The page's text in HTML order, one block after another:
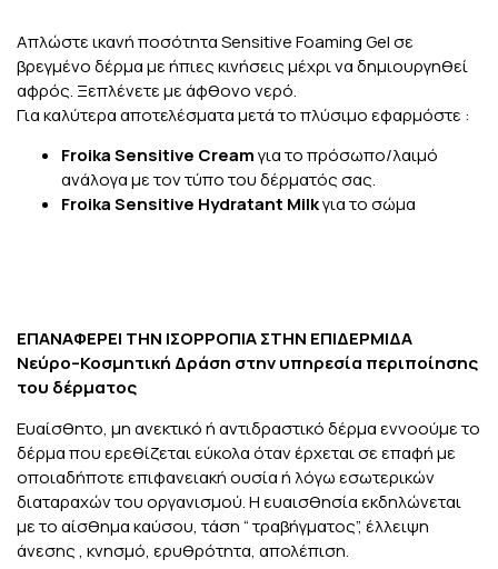
Απλώστε ικανή ποσότητα Sensitive Foaming Gel σε
βρεγμένο δέρμα με ήπιες κινήσεις μέχρι να δημιουργηθεί
αφρός. Ξεπλένετε με άφθονο νερό.
Για καλύτερα αποτελέσματα μετά το πλύσιμο εφαρμόστε :
Froika Sensitive Creamγια το πρόσωπο/λαιμό
ανάλογα με τον τύπο του δέρματός σας.
Froika Sensitive Hydratant Milkγια το σώμα
ΕΠΑΝΑΦΕΡΕΙ ΤΗΝ ΙΣΟΡΡΟΠΙΑ ΣΤΗΝ ΕΠΙΔΕΡΜΙΔΑ
Νεύρο–Κοσμητική Δράση στην υπηρεσία περιποίησης
του δέρματος
Ευαίσθητο, μη ανεκτικό ή αντιδραστικό δέρμα εννοούμε το
δέρμα που ερεθίζεται εύκολα όταν έρχεται σε επαφή με
οποιαδήποτε επιφανειακή ουσία ή λόγω εσωτερικών
διαταραχών του οργανισμού. Η ευαισθησία εκδηλώνεται
με τo αίσθημα καύσου, τάση “ τραβήγματος”, έλλειψη
άνεσης , κνησμό, ερυθρότητα, απολέπιση.